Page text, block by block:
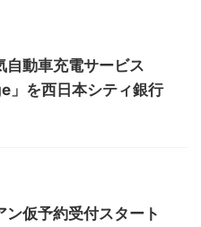
自動車充電サービス
」を西日本シティ銀行
ン仮予約受付スタート